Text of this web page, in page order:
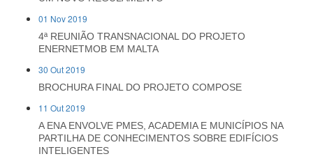
01 Nov 2019
4ª REUNIÃO TRANSNACIONAL DO PROJETO
ENERNETMOB EM MALTA
30 Out 2019
BROCHURA FINAL DO PROJETO COMPOSE
11 Out 2019
A ENA ENVOLVE PMES, ACADEMIA E MUNICÍPIOS NA
PARTILHA DE CONHECIMENTOS SOBRE EDIFÍCIOS
INTELIGENTES